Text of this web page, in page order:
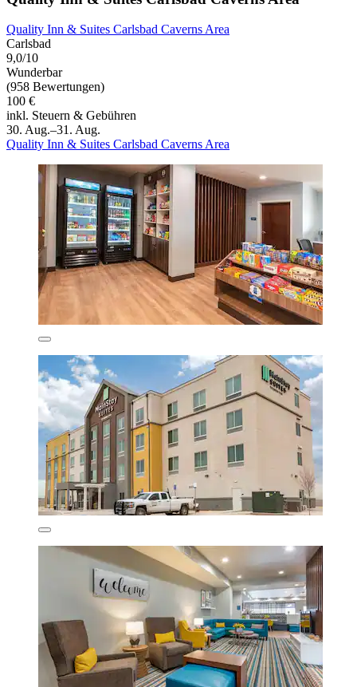
Quality Inn & Suites Carlsbad Caverns Area
Carlsbad
9,0/10
Wunderbar
(958 Bewertungen)
100 €
inkl. Steuern & Gebühren
30. Aug.–31. Aug.
Quality Inn & Suites Carlsbad Caverns Area